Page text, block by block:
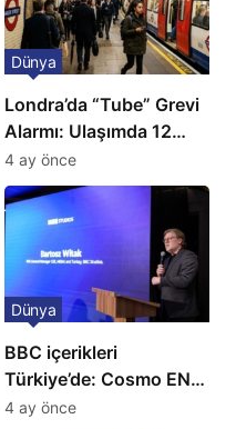
Londra’da “Tube” Grevi
Alarmı: Ulaşımda 12
Günlük Kaos Kapıda
Dünya
4 ay önce
BBC içerikleri
Türkiye’de: Cosmo EN
ve BBC Player yayında
Dünya
4 ay önce